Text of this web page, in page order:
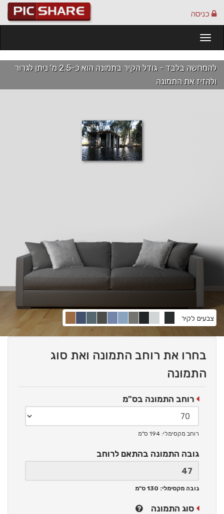
כניסה
להמחשה בלבד - גודל הקיר בתמונה הוא כ-2.5 מ' ניתן לגרור
ולהזיז את התמונה
צבעים לקיר
בחרו את רוחב התמונה ואת סוג
התמונה
רוחב התמונה בס"מ
רוחב מקסימלי: 194 ס"מ
גובה התמונה בהתאם לרוחב
גובה מקסימלי: 130 ס"מ
סוג התמונה